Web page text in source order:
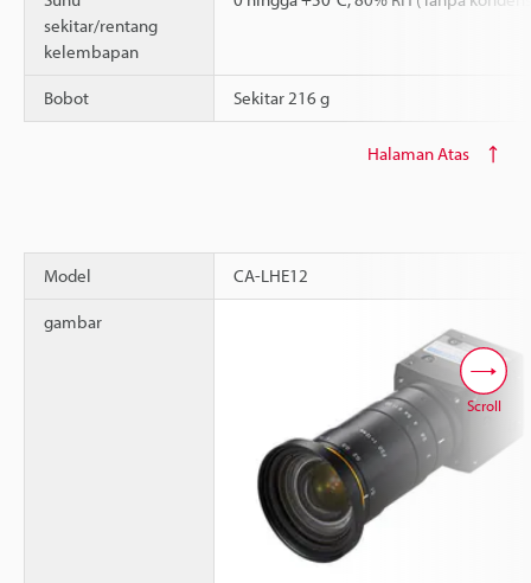
sekitar/rentang
kelembapan
Bobot Sekitar 216 g
Halaman Atas
Model CA-LHE12
gambar
Scroll